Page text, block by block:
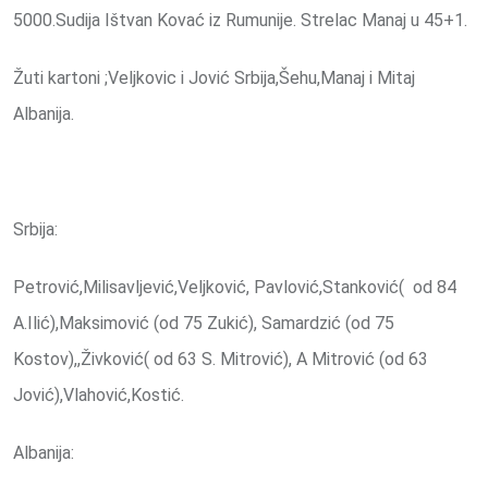
5000.Sudija Ištvan Kovać iz Rumunije. Strelac Manaj u 45+1.
Žuti kartoni ;Veljkovic i Jović Srbija,Šehu,Manaj i Mitaj
Albanija.
Srbija:
Petrović,Milisavljević,Veljković, Pavlović,Stanković( od 84
A.Ilić),Maksimović (od 75 Zukić), Samardzić (od 75
Kostov),,Živković( od 63 S. Mitrović), A Mitrović (od 63
Jović),Vlahović,Kostić.
Albanija: